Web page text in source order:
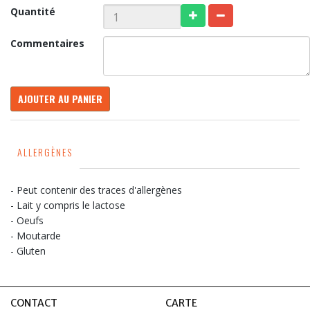
Quantité
Commentaires
AJOUTER AU PANIER
ALLERGÈNES
- Peut contenir des traces d'allergènes
- Lait y compris le lactose
- Oeufs
- Moutarde
- Gluten
CONTACT
CARTE